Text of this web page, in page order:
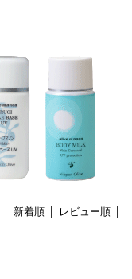
新着順 レビュー順